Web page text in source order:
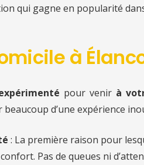
qui gagne en popularité
à
pour venir à
d’une expérience
: La première raison pour
Pas de queues ni